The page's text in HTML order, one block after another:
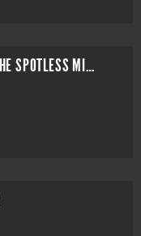
ETERNAL SUNSHINE OF THE SPOTLESS MIND